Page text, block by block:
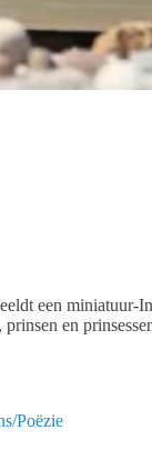
een miniatuur-
en
Poëzie